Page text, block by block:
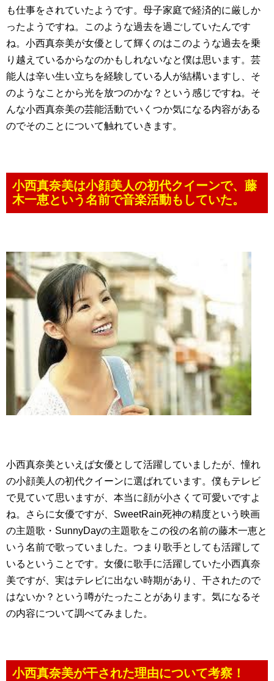
も仕事をされていたようです。母子家庭で経済的に厳しか
ったようですね。このような過去を過ごしていたんです
ね。小西真奈美が女優として輝くのはこのような過去を乗
り越えているからなのかもしれないなと僕は思います。芸
能人は辛い生い立ちを経験している人が結構いますし、そ
のようなことから光を放つのかな？という感じですね。そ
んな小西真奈美の芸能活動でいくつか気になる内容がある
のでそのことについて触れていきます。
小西真奈美は小顔美人の初代クイーンで、藤
木一恵という名前で音楽活動もしていた。
小西真奈美といえば女優として活躍していましたが、憧れ
の小顔美人の初代クイーンに選ばれています。僕もテレビ
で見ていて思いますが、本当に顔が小さくて可愛いですよ
ね。さらに女優ですが、SweetRain死神の精度という映画
の主題歌・SunnyDayの主題歌をこの役の名前の藤木一恵と
いう名前で歌っていました。つまり歌手としても活躍して
いるということです。女優に歌手に活躍していた小西真奈
美ですが、実はテレビに出ない時期があり、干されたので
はないか？という噂がたったことがあります。気になるそ
の内容について調べてみました。
小西真奈美が干された理由について考察！